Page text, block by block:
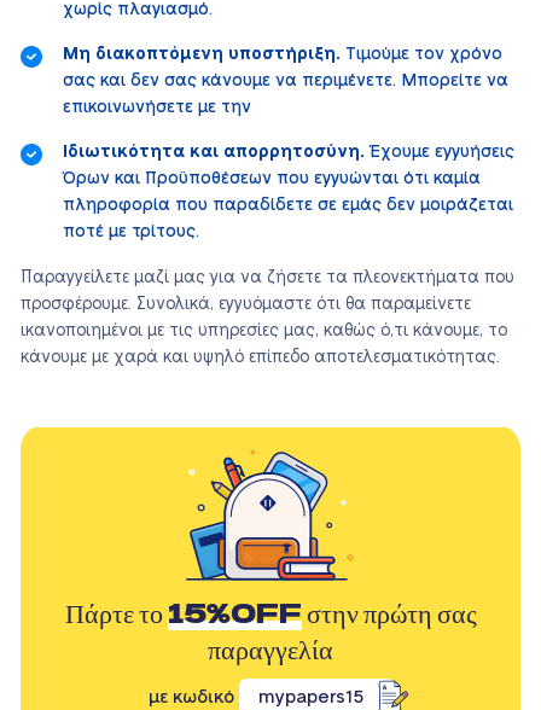
χωρίς πλαγιασμό.
Μη διακοπτόμενη υποστήριξη. Τιμούμε τον χρόνο
σας και δεν σας κάνουμε να περιμένετε. Μπορείτε να
επικοινωνήσετε με την
Ιδιωτικότητα και απορρητοσύνη. Έχουμε εγγυήσεις
Όρων και Προϋποθέσεων που εγγυώνται ότι καμία
πληροφορία που παραδίδετε σε εμάς δεν μοιράζεται
ποτέ με τρίτους.
Παραγγείλετε μαζί μας για να ζήσετε τα πλεονεκτήματα που
προσφέρουμε. Συνολικά, εγγυόμαστε ότι θα παραμείνετε
ικανοποιημένοι με τις υπηρεσίες μας, καθώς ό,τι κάνουμε, το
κάνουμε με χαρά και υψηλό επίπεδο αποτελεσματικότητας.
Πάρτε το15%OFFστην πρώτη σας
παραγγελία
με κωδικό mypapers15